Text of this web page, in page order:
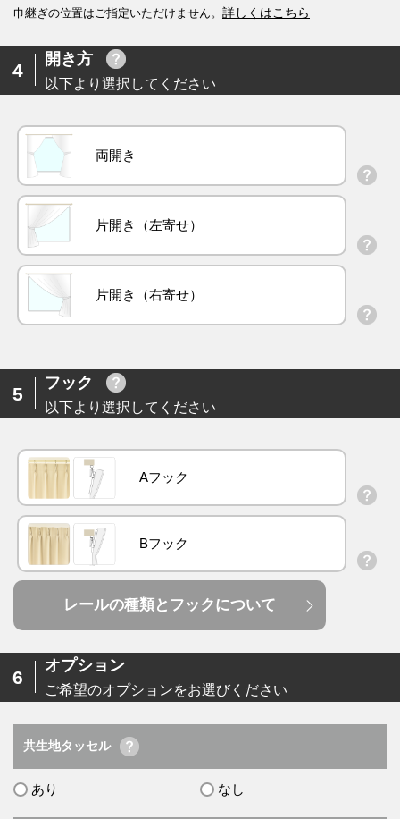
巾継ぎの位置はご指定いただけません。 詳しくはこちら
4
開き方
以下より選択してください
両開き
片開き（左寄せ）
片開き（右寄せ）
5
フック
以下より選択してください
Aフック
Bフック
レールの種類とフックについて
6
オプション
ご希望のオプションをお選びください
共生地タッセル
あり なし